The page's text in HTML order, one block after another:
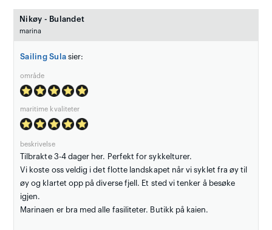
Nikøy - Bulandet
marina
Sailing Sula sier:
område
maritime kvaliteter
beskrivelse
Tilbrakte 3-4 dager her. Perfekt for sykkelturer.
Vi koste oss veldig i det flotte landskapet når vi syklet fra øy til
øy og klartet opp på diverse fjell. Et sted vi tenker å besøke
igjen.
Marinaen er bra med alle fasiliteter. Butikk på kaien.